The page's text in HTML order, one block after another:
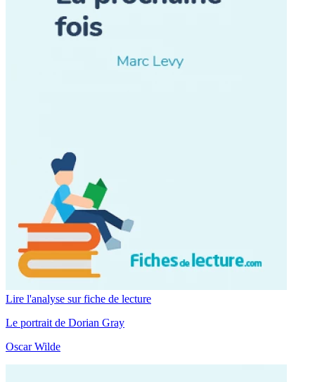
Lire l'analyse sur fiche de lecture
Le portrait de Dorian Gray
Oscar Wilde